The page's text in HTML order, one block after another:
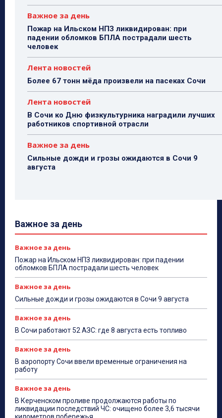
Важное за день
Пожар на Ильском НПЗ ликвидирован: при
падении обломков БПЛА пострадали шесть
человек
Лента новостей
Более 67 тонн мёда произвели на пасеках Сочи
Лента новостей
В Сочи ко Дню физкультурника наградили лучших
работников спортивной отрасли
Важное за день
Сильные дожди и грозы ожидаются в Сочи 9
августа
Важное за день
Важное за день
Пожар на Ильском НПЗ ликвидирован: при падении
обломков БПЛА пострадали шесть человек
Важное за день
Сильные дожди и грозы ожидаются в Сочи 9 августа
Важное за день
В Сочи работают 52 АЗС: где 8 августа есть топливо
Важное за день
В аэропорту Сочи ввели временные ограничения на
работу
Важное за день
В Керченском проливе продолжаются работы по
ликвидации последствий ЧС: очищено более 3,6 тысячи